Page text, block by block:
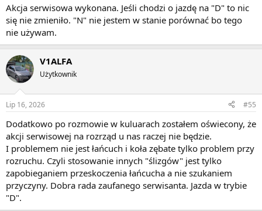
Akcja serwisowa wykonana. Jeśli chodzi o jazdę na "D" to nic
się nie zmieniło. "N" nie jestem w stanie porównać bo tego
nie używam.
V1ALFA
Użytkownik
Lip 16, 2026 #55
Dodatkowo po rozmowie w kuluarach zostałem oświecony, że
akcji serwisowej na rozrząd u nas raczej nie będzie.
I problemem nie jest łańcuch i koła zębate tylko problem przy
rozruchu. Czyli stosowanie innych "ślizgów" jest tylko
zapobieganiem przeskoczenia łańcucha a nie szukaniem
przyczyny. Dobra rada zaufanego serwisanta. Jazda w trybie
"D".